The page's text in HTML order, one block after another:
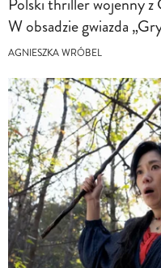
W obsadzie gwiazda
AGNIESZKA WRÓBEL